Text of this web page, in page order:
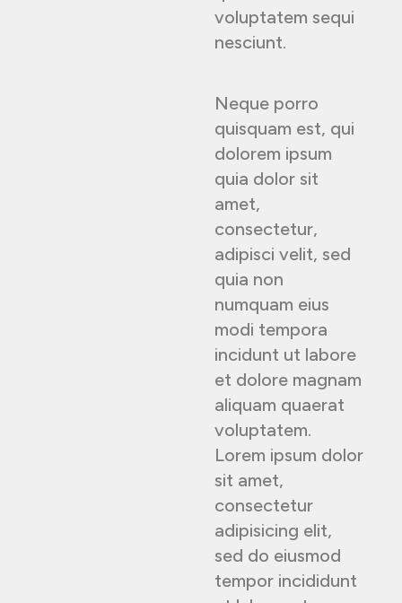
voluptatem sequi
nesciunt.
Neque porro
quisquam est, qui
dolorem ipsum
quia dolor sit
amet,
consectetur,
adipisci velit, sed
quia non
numquam eius
modi tempora
incidunt ut labore
et dolore magnam
aliquam quaerat
voluptatem.
Lorem ipsum dolor
sit amet,
consectetur
adipisicing elit,
sed do eiusmod
tempor incididunt